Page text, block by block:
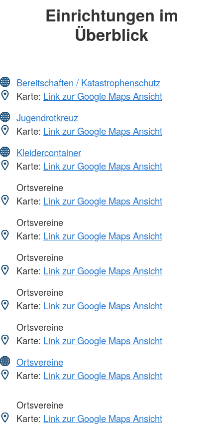
Einrichtungen im
Überblick
Bereitschaften / Katastrophenschutz
Karte: Link zur Google Maps Ansicht
Jugendrotkreuz
Karte: Link zur Google Maps Ansicht
Kleidercontainer
Karte: Link zur Google Maps Ansicht
Ortsvereine
Karte: Link zur Google Maps Ansicht
Ortsvereine
Karte: Link zur Google Maps Ansicht
Ortsvereine
Karte: Link zur Google Maps Ansicht
Ortsvereine
Karte: Link zur Google Maps Ansicht
Ortsvereine
Karte: Link zur Google Maps Ansicht
Ortsvereine
Karte: Link zur Google Maps Ansicht
Ortsvereine
Karte: Link zur Google Maps Ansicht